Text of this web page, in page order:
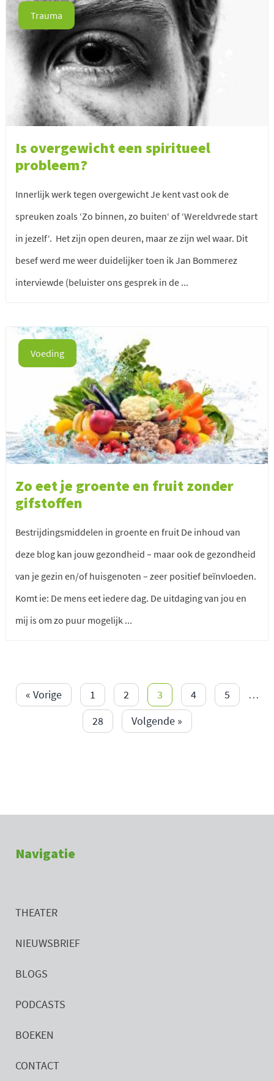
Trauma
Is overgewicht een spiritueel
probleem?
Innerlijk werk tegen overgewicht Je kent vast ook de
spreuken zoals ‘Zo binnen, zo buiten‘ of ‘Wereldvrede start
in jezelf‘. Het zijn open deuren, maar ze zijn wel waar. Dit
besef werd me weer duidelijker toen ik Jan Bommerez
interviewde (beluister ons gesprek in de ...
Voeding
Zo eet je groente en fruit zonder
gifstoffen
Bestrijdingsmiddelen in groente en fruit De inhoud van
deze blog kan jouw gezondheid – maar ook de gezondheid
van je gezin en/of huisgenoten – zeer positief beïnvloeden.
Komt ie: De mens eet iedere dag. De uitdaging van jou en
mij is om zo puur mogelijk ...
« Vorige 1 2 3 4 5
…
28
Volgende »
Navigatie
THEATER
NIEUWSBRIEF
BLOGS
PODCASTS
BOEKEN
CONTACT